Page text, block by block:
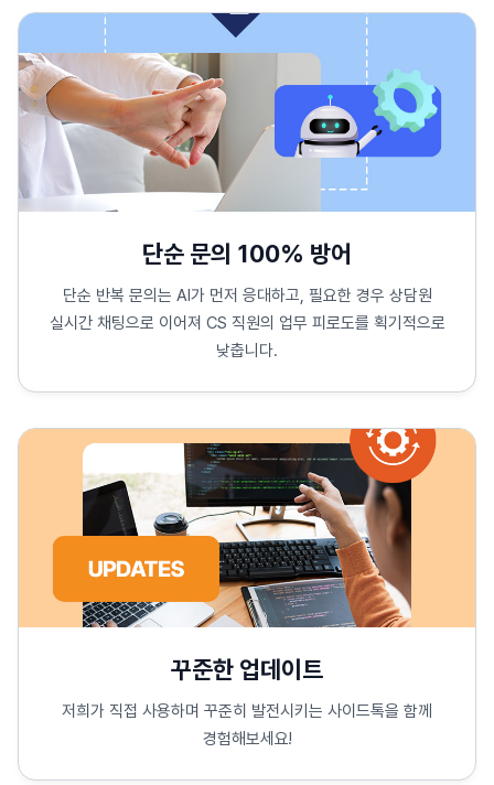
단순 문의 100% 방어
단순 반복 문의는 AI가 먼저 응대하고, 필요한 경우 상담원
실시간 채팅으로 이어져 CS 직원의 업무 피로도를 획기적으로
낮춥니다.
꾸준한 업데이트
저희가 직접 사용하며 꾸준히 발전시키는 사이드톡을 함께
경험해보세요!